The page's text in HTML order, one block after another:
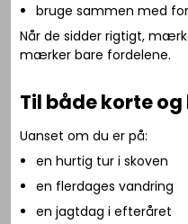
bruge sammen med
Når de sidder rigtigt,
mærker bare fordelene.
Til både korte
Uanset om du er på:
en hurtig tur i skoven
en flerdages vandring
en jagtdag i efteråret